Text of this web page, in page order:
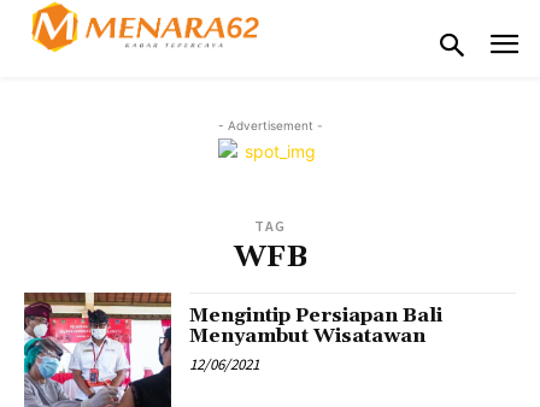
- Advertisement -
TAG
WFB
Mengintip Persiapan Bali
Menyambut Wisatawan
12/06/2021